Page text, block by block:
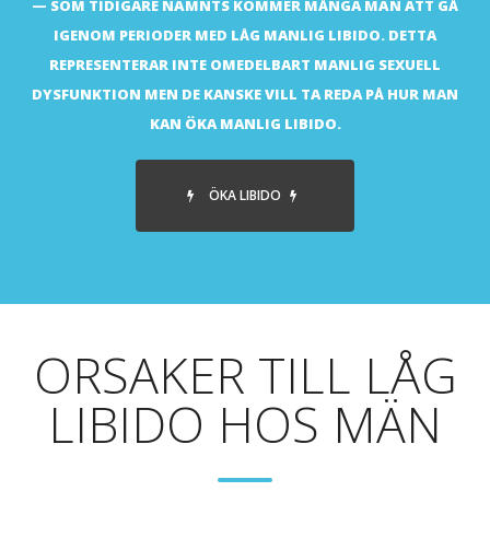
SOM TIDIGARE NÄMNTS KOMMER MÅNGA MÄN ATT GÅ
IGENOM PERIODER MED LÅG MANLIG LIBIDO. DETTA
REPRESENTERAR INTE OMEDELBART MANLIG SEXUELL
DYSFUNKTION MEN DE KANSKE VILL TA REDA PÅ HUR MAN
KAN ÖKA MANLIG LIBIDO.
ÖKA LIBIDO
ORSAKER TILL LÅG
LIBIDO HOS MÄN